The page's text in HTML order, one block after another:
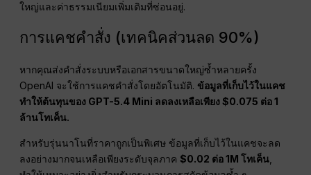
ใหญ่และค่าธรรมเนียมเพิ่มเติมที่ซ่อนอยู่.
การแคชคำสั่ง (เทคนิคส่วนลด 90%)
หากคุณส่งคำสั่งระบบหรือเอกสารขนาดใหญ่ซ้ำหลายครั้ง
OpenAI จะใช้การแคชคำสั่งโดยอัตโนมัติ. ข้อมูลที่เก็บไว้ในแคช
ทำให้ต้นทุนของ GPT-5.4 Mini ลดลงเหลือเพียง $0.075 ต่อ 1
ล้านโทเค็น.
สำหรับรุ่นนาโนที่ราคาถูกเป็นพิเศษ ข้อมูลที่เก็บไว้ในแคชจะลด
ลงอย่างมากจนเหลือเพียงระดับจุลภาค$0.02 ต่อ 1M โทเค็น